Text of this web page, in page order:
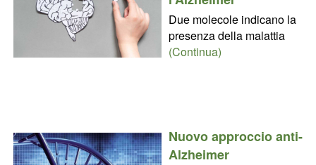
Due molecole indicano la
presenza della malattia
(Continua)
Nuovo approccio anti-
Alzheimer